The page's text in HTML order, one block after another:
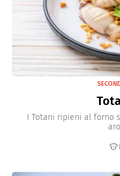
I Totani ripieni al forno